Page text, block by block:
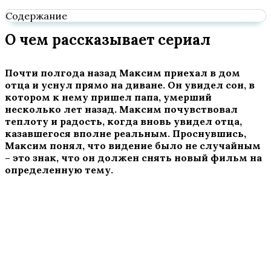
Содержание
О чем рассказывает сериал
Почти полгода назад Максим приехал в дом
отца и уснул прямо на диване. Он увидел сон, в
котором к нему пришел папа, умерший
несколько лет назад. Максим почувствовал
теплоту и радость, когда вновь увидел отца,
казавшегося вполне реальным. Проснувшись,
Максим понял, что видение было не случайным
– это знак, что он должен снять новый фильм на
определенную тему.